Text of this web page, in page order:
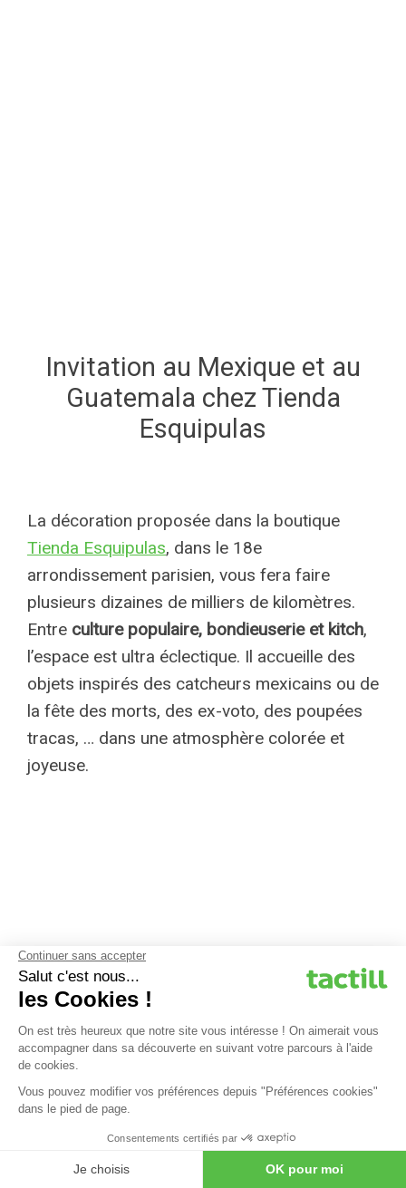
Invitation au Mexique et au
Guatemala chez Tienda
Esquipulas
La décoration proposée dans la boutique
Tienda Esquipulas, dans le 18e
arrondissement parisien, vous fera faire
plusieurs dizaines de milliers de kilomètres.
Entre culture populaire, bondieuserie et kitch,
l’espace est ultra éclectique. Il accueille des
objets inspirés des catcheurs mexicains ou de
la fête des morts, des ex-voto, des poupées
tracas, … dans une atmosphère colorée et
joyeuse.